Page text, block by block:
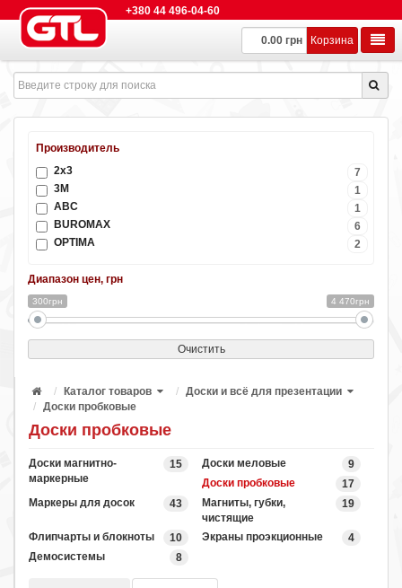
+380 44 496-04-60
0.00 грн Корзина
Производитель
7
2х3
1
3M
1
ABC
6
BUROMAX
2
OPTIMA
Диапазон цен, грн
300грн 4 470грн
Очистить
Каталог товаров
Доски и всё для презентации
Доски пробковые
Доски пробковые
15
Доски магнитно-
маркерные
9
Доски меловые
17
Доски пробковые
43
Маркеры для досок 19
Магниты, губки,
чистящие
10
Флипчарты и блокноты 4
Экраны проэкционные
8
Демосистемы